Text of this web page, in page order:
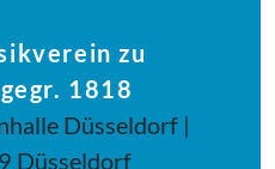
zu
1818
Düsseldorf |
Düsseldorf